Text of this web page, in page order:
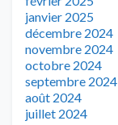
janvier 2025
décembre 2024
novembre 2024
octobre 2024
septembre 2024
août 2024
juillet 2024